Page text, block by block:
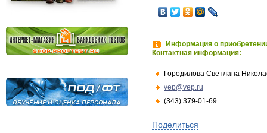
Информация о
Контактная информация:
Городилова Светлана
vep@vep.ru
(343) 379-01-69
Поделиться